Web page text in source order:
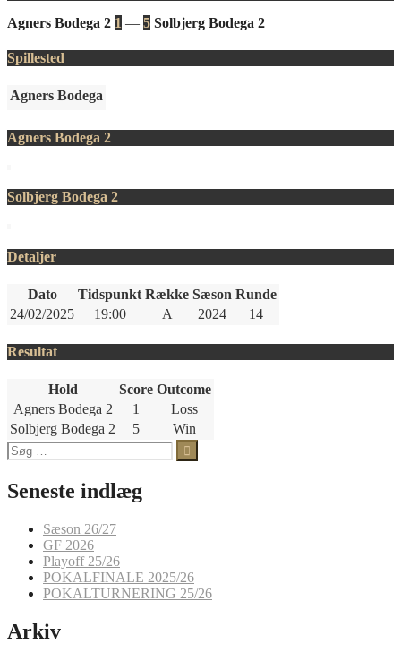
Agners Bodega 2 1 — 5 Solbjerg Bodega 2
Spillested
Agners Bodega
Agners Bodega 2
Solbjerg Bodega 2
Detaljer
Dato Tidspunkt Række Sæson Runde
24/02/2025
19:00 A 2024 14
Resultat
Hold Score Outcome
Agners Bodega 2
1
Loss
Solbjerg Bodega 2
5
Win
Søg
efter:
Seneste indlæg
Sæson 26/27
GF 2026
Playoff 25/26
POKALFINALE 2025/26
POKALTURNERING 25/26
Arkiv